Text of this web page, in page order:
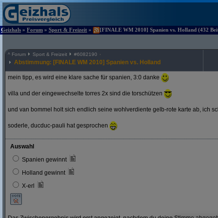
Geizhals » Forum » Sport & Freizeit » [FINALE WM 2010] Spanien vs. Holland (432
^ Forum Sport & Freizeit #6082190
Abstimmung: [FINALE WM 2010] Spanien vs. Holland
mein tipp, es wird eine klare sache für spanien, 3:0 danke
villa und der eingewechselte torres 2x sind die torschützen
und van bommel holt sich endlich seine wohlverdiente gelb-rote karte ab, ich
soderle, ducduc-pauli hat gesprochen
Auswahl
Spanien gewinnt
Holland gewinnt
X-erl